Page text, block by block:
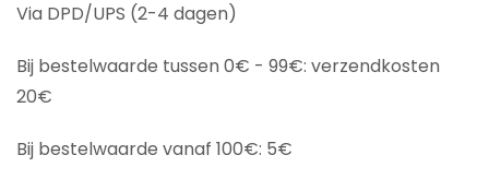
Via DPD/UPS (2-4 dagen)
Bij bestelwaarde tussen 0€ - 99€: verzendkosten
20€
Bij bestelwaarde vanaf 100€: 5€